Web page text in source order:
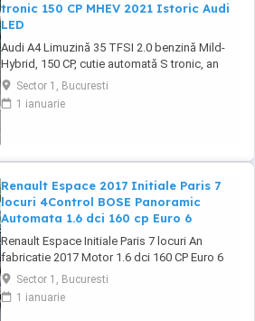
tronic 150 CP MHEV 2021 Istoric Audi
LED
Audi A4 Limuzină 35 TFSI 2.0 benzină Mild-
Hybrid, 150 CP, cutie automată S tronic, an
fabricație 2021, model 2022, adusa recent din
Olanda. Mașină bine întreținută, cu istoric
complet de service și toate reviziile efectuate
Sector 1, Bucuresti
1 ianuarie
Renault Espace 2017 Initiale Paris 7
locuri 4Control BOSE Panoramic
Automata 1.6 dci 160 cp Euro 6
Renault Espace Initiale Paris 7 locuri An
fabricatie 2017 Motor 1.6 dci 160 CP Euro 6
Rulaj 184.974 km (km reali, certificati prin
documente) Cutie automata, adusa in 2024
din Belgia cu revizii complete reprezentanta
Sector 1, Bucuresti
1 ianuarie